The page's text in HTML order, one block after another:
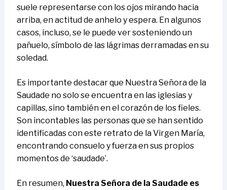
suele representarse con los ojos mirando hacia
arriba, en actitud de anhelo y espera. En algunos
casos, incluso, se le puede ver sosteniendo un
pañuelo, símbolo de las lágrimas derramadas en su
soledad.
Es importante destacar que Nuestra Señora de la
Saudade no solo se encuentra en las iglesias y
capillas, sino también en el corazón de los fieles.
Son incontables las personas que se han sentido
identificadas con este retrato de la Virgen María,
encontrando consuelo y fuerza en sus propios
momentos de ‘saudade’.
En resumen, Nuestra Señora de la Saudade es